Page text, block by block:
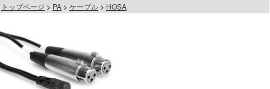
トップページ PA ケーブル HOSA